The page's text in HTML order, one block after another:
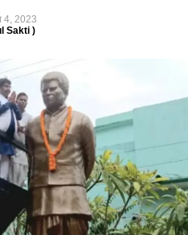
4, 2023
Sakti )